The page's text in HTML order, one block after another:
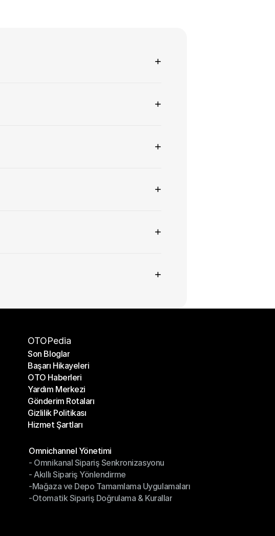
+
+
+
+
+
+
OTOPedia
Son Bloglar
Son Bloglar
Başarı Hikayeleri
Başarı Hikayeleri
OTO Haberleri
OTO Haberleri
Yardım Merkezi
Yardım Merkezi
Gönderim Rotaları
Gönderim Rotaları
Gizlilik Politikası
Gizlilik Politikası
Hizmet Şartları
Omnichannel Yönetimi
Omnichannel Yönetimi
- Omnikanal Sipariş Senkronizasyonu
- Omnikanal Sipariş Senkronizasyonu
- Akıllı Sipariş Yönlendirme
- Akıllı Sipariş Yönlendirme
-Mağaza ve Depo Tamamlama Uygulamaları
-Mağaza ve Depo Tamamlama Uygulamaları
-Otomatik Sipariş Doğrulama & Kurallar